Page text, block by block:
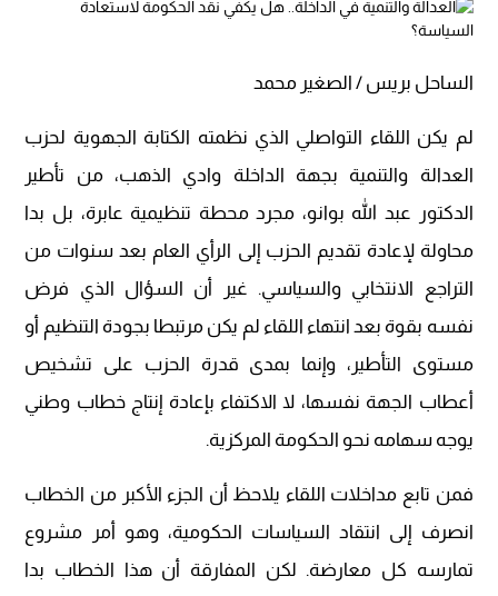
الساحل بريس / الصغير محمد
لم يكن اللقاء التواصلي الذي نظمته الكتابة الجهوية لحزب
العدالة والتنمية بجهة الداخلة وادي الذهب، من تأطير
الدكتور عبد الله بوانو، مجرد محطة تنظيمية عابرة، بل بدا
محاولة لإعادة تقديم الحزب إلى الرأي العام بعد سنوات من
التراجع الانتخابي والسياسي. غير أن السؤال الذي فرض
نفسه بقوة بعد انتهاء اللقاء لم يكن مرتبطا بجودة التنظيم أو
مستوى التأطير، وإنما بمدى قدرة الحزب على تشخيص
أعطاب الجهة نفسها، لا الاكتفاء بإعادة إنتاج خطاب وطني
يوجه سهامه نحو الحكومة المركزية.
فمن تابع مداخلات اللقاء يلاحظ أن الجزء الأكبر من الخطاب
انصرف إلى انتقاد السياسات الحكومية، وهو أمر مشروع
تمارسه كل معارضة. لكن المفارقة أن هذا الخطاب بدا